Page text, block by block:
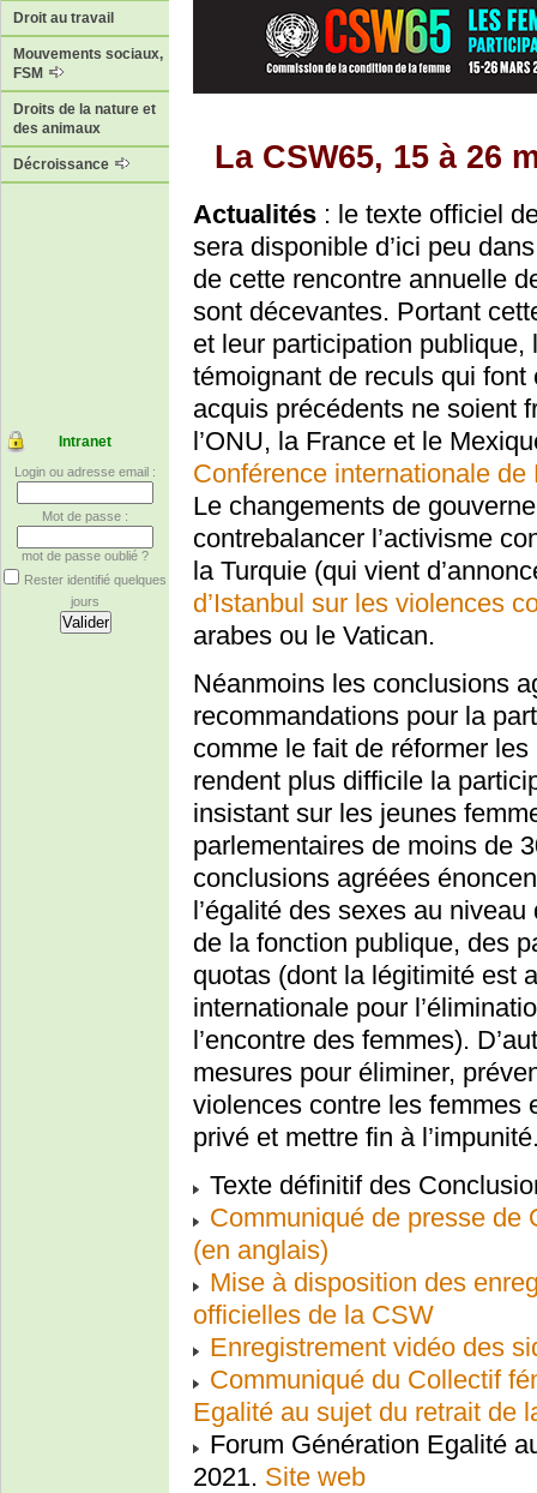
Droit au travail
Mouvements sociaux,
FSM
Droits de la nature et
des animaux
Décroissance
Intranet
Login ou adresse email :
Mot de passe :
mot de passe oublié ?
Rester identifié quelques
jours
La CSW65, 15 à 26
Actualités : le texte officiel
sera disponible d’ici peu
de cette rencontre annuelle
sont décevantes. Portant
et leur participation
témoignant de reculs qui
acquis précédents ne soient
l’ONU, la France et le
Conférence internationale de
Le changements de
contrebalancer l’activisme
la Turquie (qui vient
d’Istanbul sur les violences
arabes ou le Vatican.
Néanmoins les conclusions
recommandations pour la
comme le fait de réformer
rendent plus difficile la
insistant sur les jeunes
parlementaires de moins de
conclusions agréées
l’égalité des sexes au
de la fonction publique, des
quotas (dont la légitimité est
internationale pour
l’encontre des femmes).
mesures pour éliminer,
violences contre les femmes
privé et mettre fin à
Texte définitif des
Communiqué de presse de
(en anglais)
Mise à disposition des
officielles de la CSW
Enregistrement vidéo des
Communiqué du Collectif
Egalité au sujet du retrait de
Forum Génération Egalité
2021. Site web